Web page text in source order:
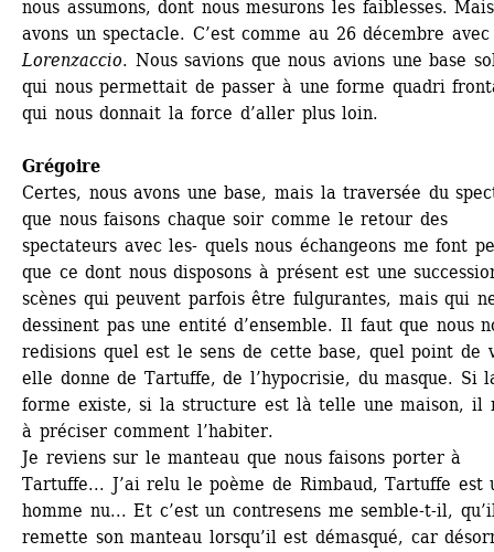
nous assumons, dont nous mesurons les faiblesses.
avons un spectacle. C’est comme au 26 décembre avec
Lorenzaccio. Nous savions que nous avions une base
qui nous permettait de passer à une forme quadri
qui nous donnait la force d’aller plus loin.
Grégoire
Certes, nous avons une base, mais la traversée du
que nous faisons chaque soir comme le retour des
spectateurs avec les- quels nous échangeons me font
que ce dont nous disposons à présent est une
scènes qui peuvent parfois être fulgurantes, mais qui
dessinent pas une entité d’ensemble. Il faut que nous
redisions quel est le sens de cette base, quel point de
elle donne de Tartuffe, de l’hypocrisie, du masque. Si
forme existe, si la structure est là telle une maison, il
à préciser comment l’habiter.
Je reviens sur le manteau que nous faisons porter à
Tartuffe... J’ai relu le poème de Rimbaud, Tartuffe est
homme nu... Et c’est un contresens me semble-t-il,
remette son manteau lorsqu’il est démasqué, car